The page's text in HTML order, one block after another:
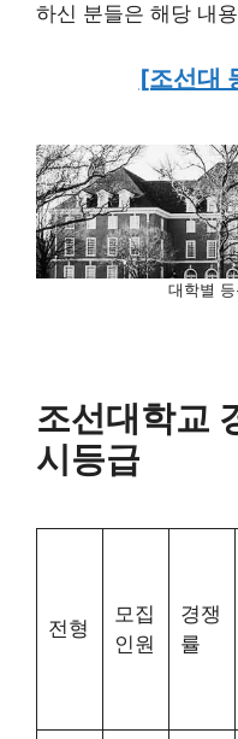
하신 분들은 해당 내
[조선대
대학별 등
조선대학교
시등급
전형
모집
인원
경쟁
률